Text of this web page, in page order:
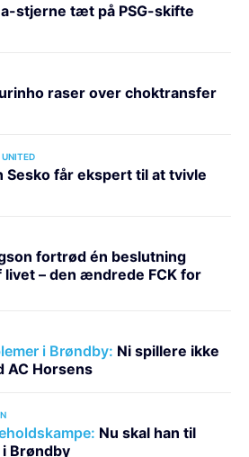
stjerne tæt på PSG-skifte
raser over choktransfer
Sesko får ekspert til at tvivle
fortrød én beslutning
livet – den ændrede FCK for
i Brøndby: Ni spillere ikke
AC Horsens
Nu skal han til
Brøndby